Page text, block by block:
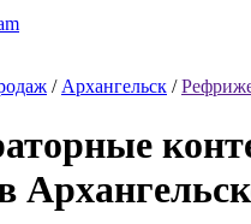
/ Архангельск /